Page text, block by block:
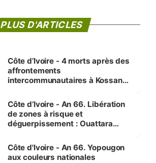
PLUS D'ARTICLES
Côte d’Ivoire - 4 morts après des
affrontements
intercommunautaires à Kossandji
milieu des sinistrés
Côte d’Ivoire - An 66. Libération
de zones à risque et
déguerpissement : Ouattara
l'Etat de droit pour préserver les
vies humaines »
Côte d'Ivoire - An 66. Yopougon
aux couleurs nationales